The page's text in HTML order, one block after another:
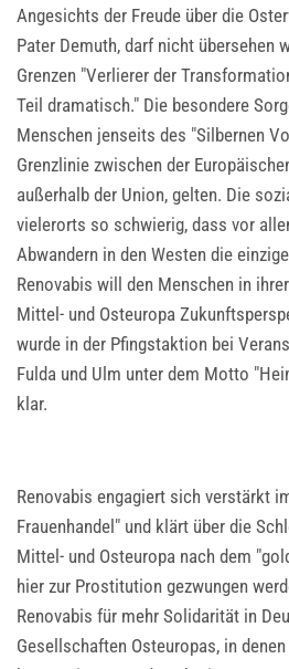
Angesichts der Freude über die
Pater Demuth, darf nicht übersehen
Grenzen "Verlierer der
Teil dramatisch." Die besondere
Menschen jenseits des "Silbernen
Grenzlinie zwischen der
außerhalb der Union, gelten. Die
vielerorts so schwierig, dass vor
Abwandern in den Westen die
Renovabis will den Menschen in
Mittel- und Osteuropa
wurde in der Pfingstaktion bei
Fulda und Ulm unter dem Motto
klar.
Renovabis engagiert sich verstärkt
Frauenhandel" und klärt über die
Mittel- und Osteuropa nach dem
hier zur Prostitution gezwungen
Renovabis für mehr Solidarität in
Gesellschaften Osteuropas, in